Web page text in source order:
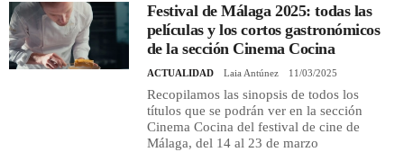
Festival de Málaga 2025: todas las
películas y los cortos gastronómicos
de la sección Cinema Cocina
ACTUALIDAD Laia Antúnez 11/03/2025
Recopilamos las sinopsis de todos los
títulos que se podrán ver en la sección
Cinema Cocina del festival de cine de
Málaga, del 14 al 23 de marzo